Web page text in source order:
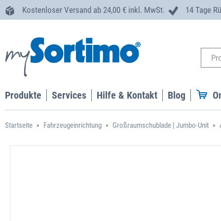
Kostenloser Versand ab 24,00 € inkl. MwSt. 14 Tage
Produkte Services Hilfe & Kontakt Blog
Startseite Fahrzeugeinrichtung Großraumschublade | Jumbo-Unit